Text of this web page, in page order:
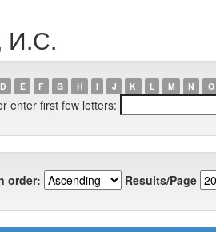
И.С.
D E F G H I J K L M N O
enter first few letters:
order: Results/Page